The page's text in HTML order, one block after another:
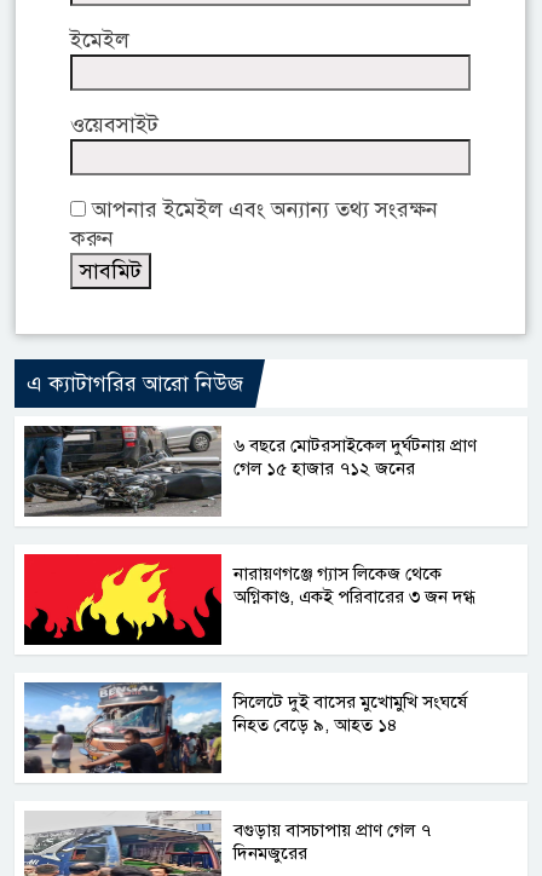
ইমেইল
ওয়েবসাইট
আপনার ইমেইল এবং অন্যান্য তথ্য সংরক্ষন
করুন
এ ক্যাটাগরির আরো নিউজ
৬ বছরে মোটরসাইকেল দুর্ঘটনায় প্রাণ
গেল ১৫ হাজার ৭১২ জনের
নারায়ণগঞ্জে গ্যাস লিকেজ থেকে
অগ্নিকাণ্ড, একই পরিবারের ৩ জন দগ্ধ
সিলেটে দুই বাসের মুখোমুখি সংঘর্ষে
নিহত বেড়ে ৯, আহত ১৪
বগুড়ায় বাসচাপায় প্রাণ গেল ৭
দিনমজুরের